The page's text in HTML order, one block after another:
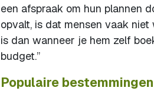
een afspraak om hun plannen
opvalt, is dat mensen vaak
is dan wanneer je hem zelf
budget.”
Populaire bestemmingen